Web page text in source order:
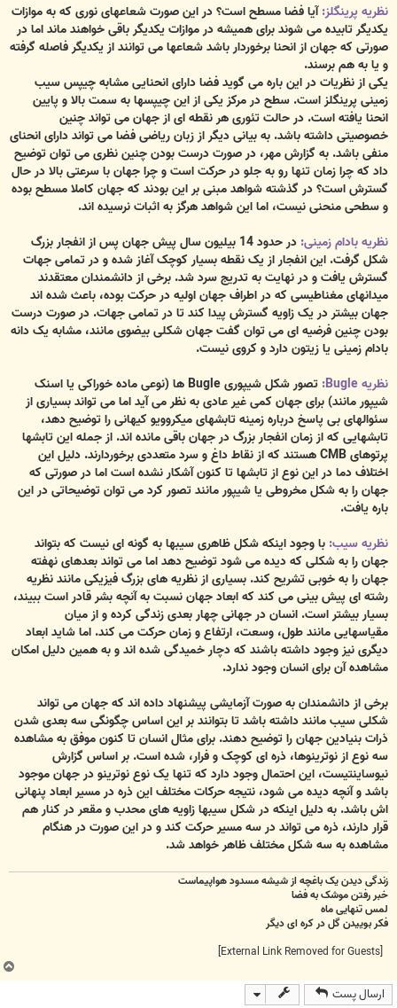
نظریه پرینگلز:آیا فضا مسطح است؟ در این صورت شعاعهای نوری که به موازات
یکدیگر تابیده می شوند برای همیشه در موازات یکدیگر باقی خواهند ماند اما در
صورتی که جهان از انحنا برخوردار باشد شعاعها می توانند از یکدیگر فاصله گرفته
و یا به هم برسند.
یکی از نظریات در این باره می گوید فضا دارای انحنایی مشابه چیپس سیب
زمینی پرینگلز است. سطح در مرکز یکی از این چیپسها به سمت بالا و پایین
انحنا یافته است. در حالت تئوری هر نقطه ای از جهان می تواند چنین
خصوصیتی داشته باشد. به بیانی دیگر از زبان ریاضی فضا می تواند دارای انحنای
منفی باشد. به گزارش مهر، در صورت درست بودن چنین نظری می توان توضیح
داد که چرا زمان تنها رو به جلو در حرکت است و چرا جهان با سرعتی بالا در حال
گسترش است؟ در گذشته شواهد مبنی بر این بودند که جهان کاملا مسطح بوده
و سطحی منحنی نیست، اما این شواهد هرگز به اثبات نرسیده اند.
نظریه بادام زمینی:
در حدود 14 بیلیون سال پیش جهان پس از انفجار بزرگ
شکل گرفت. این انفجار از یک نقطه بسیار کوچک آغاز شده و در تمامی جهات
گسترش یافت و در نهایت به تدریج سرد شد. برخی از دانشمندان معتقدند
میدانهای مغناطیسی که در اطراف جهان اولیه در حرکت بوده، باعث شده اند
جهان بیشتر در یک زاویه گسترش پیدا کند تا در تمامی جهات. در صورت درست
بودن چنین فرضیه ای می توان گفت جهان شکلی بیضوی مانند، مشابه یک دانه
بادام زمینی یا زیتون دارد و کروی نیست.
نظریه Bugle:
تصور شکل شیپوری Bugle ها (نوعی ماده خوراکی یا اسنک
شیپور مانند) برای جهان کمی غیر عادی به نظر می آید اما می تواند بسیاری از
سئوالهای بی پاسخ درباره زمینه تابشهای میکروویو کیهانی را توضیح دهد،
تابشهایی که از زمان انفجار بزرگ در جهان باقی مانده اند. از جمله این تابشها
پرتوهای CMB هستند که از نقاط داغ و سرد متعددی برخوردارند. دلیل این
اختلاف دما در این نوع از تابشها تا کنون آشکار نشده است اما در صورتی که
جهان را به شکل مخروطی یا شیپور مانند تصور کرد می توان توضیحاتی در این
باره یافت.
نظریه سیب: با وجود اینکه شکل ظاهری سیبها به گونه ای نیست که بتواند
جهان را به شکلی که دیده می شود توضیح دهد اما می تواند بعدهای نهفته
جهان را به خوبی تشریح کند. بسیاری از نظریه های بزرگ فیزیکی مانند نظریه
رشته ای پیش بینی می کند که ابعاد جهان نسبت به آنچه بشر قادر است ببیند،
بسیار بیشتر است. انسان در جهانی چهار بعدی زندگی کرده و از میان
مقیاسهایی مانند طول، وسعت، ارتفاع و زمان حرکت می کند. اما شاید ابعاد
دیگری نیز وجود داشته باشند که دچار خمیدگی شده اند و به همین دلیل امکان
مشاهده آن برای انسان وجود ندارد.
برخی از دانشمندان به صورت آزمایشی پیشنهاد داده اند که جهان می تواند
شکلی سیب مانند داشته باشد تا بتوانند بر این اساس چگونگی سه بعدی شدن
ذرات بنیادین جهان را توضیح دهند. برای مثال انسان تا کنون موفق به مشاهده
سه نوع از نوترینوها، ذره ای کوچک و فرار، شده است. بر اساس گزارش
نیوساینتیست، این احتمال وجود دارد که تنها یک نوع نوترینو در جهان موجود
باشد و آنچه دیده می شود، نتیجه حرکات مختلف این ذره در مسیر ابعاد پنهانی
اش باشد. به دلیل اینکه در شکل سیبها زاویه های محدب و مقعر در کنار هم
قرار دارند، ذره می تواند در سه مسیر حرکت کند و در این صورت در هنگام
مشاهده به سه شکل مختلف ظاهر خواهد شد.
زندگی دیدن یک باغچه از شیشه مسدود هواپیماست
خبر رفتن موشک به فضا
لمس تنهایی ماه
فکر بوییدن گل در کره ای دیگر
[External Link Removed for Guests]
ارسال پست